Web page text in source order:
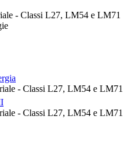
- Classi L27, LM54 e LM71
- Classi L27, LM54 e LM71
- Classi L27, LM54 e LM71